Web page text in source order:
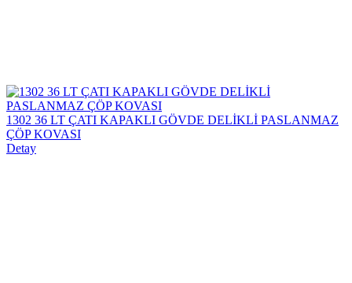
1302 36 LT ÇATI KAPAKLI GÖVDE DELİKLİ PASLANMAZ
ÇÖP KOVASI
Detay